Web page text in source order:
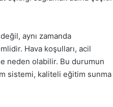
aynı zamanda
Hava koşulları, acil
neden olabilir. Bu durumun
sistemi, kaliteli eğitim sunma